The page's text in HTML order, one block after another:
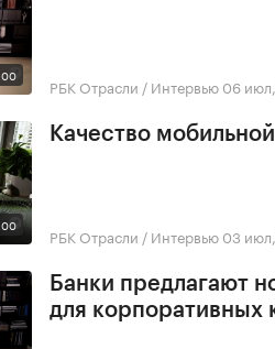
РБК Отрасли / Интервью 06
Качество
РБК Отрасли / Интервью 03
Банки предлагают
для корпоративных